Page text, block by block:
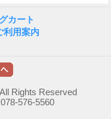
カート
利用案内
Rights Reserved
576-5560